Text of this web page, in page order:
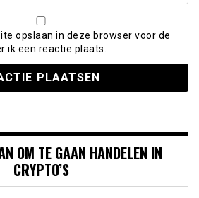
opslaan in deze browser voor de
ik een reactie plaats.
OM TE GAAN HANDELEN IN
CRYPTO’S